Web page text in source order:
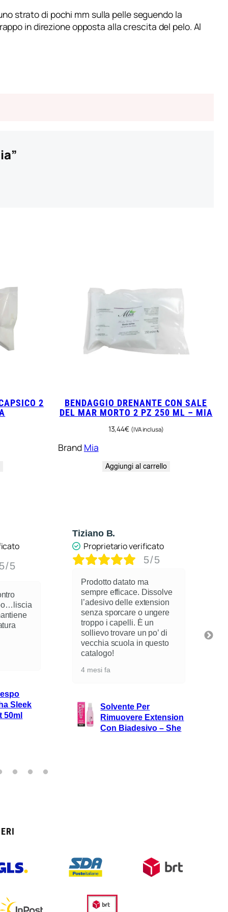
strato di pochi mm sulla pelle seguendo la
in direzione opposta alla crescita del pelo. Al
2
BENDAGGIO DRENANTE CON SALE
DEL MAR MORTO 2 PZ 250 ML – MIA
13,44€ (IVA inclusa)
Brand Mia
Aggiungi al carrello
5
Sleek
50ml
Tiziano B.
Proprietario verificato
5/5
Prodotto datato ma
sempre efficace. Dissolve
l’adesivo delle extension
senza sporcare o ungere
troppo i capelli. È un
sollievo trovare un po’ di
vecchia scuola in questo
catalogo!
4 mesi fa
Solvente Per
Rimuovere Extension
Con Biadesivo – She